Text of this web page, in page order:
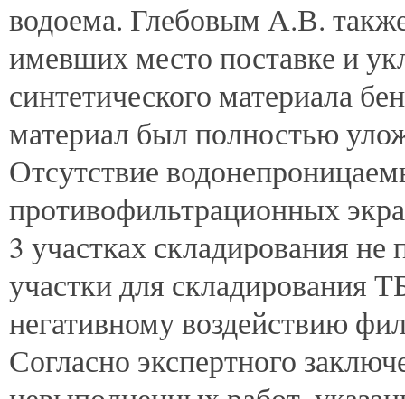
водоема. Глебовым А.В.
имевших место поставке и
синтетического материала
материал был полностью
Отсутствие
противофильтрационных
3 участках складирования не
участки для складирования
негативному воздействию
Согласно экспертного